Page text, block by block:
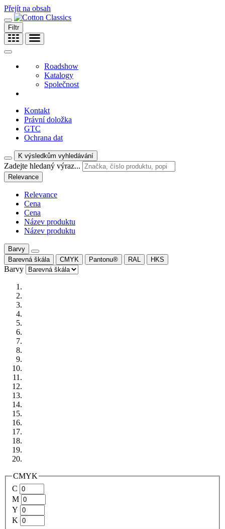
Přejít na obsah
Filtr
Roadshow
Katalogy
Společnost
Kontakt
Právní doložka
GTC
Ochrana dat
K výsledkům vyhledávání
Zadejte hledaný výraz...
Relevance
Relevance
Cena
Cena
Název produktu
Název produktu
Barvy
Barevná škála
CMYK Pantonu® RAL HKS
Barvy
CMYK
C
M
Y
K